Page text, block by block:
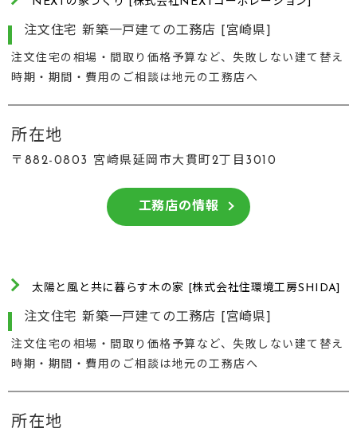
注文住宅 新築一戸建ての工務店 [宮崎県]
注文住宅の相場・間取り価格予算など、失敗しない建て替え
時期・期間・費用のご相談は地元の工務店へ
所在地
〒882-0803 宮崎県延岡市大貫町2丁目3010
工務店の情報
太陽と風と共に暮らす木の家 [株式会社住環境工房SHIDA]
注文住宅 新築一戸建ての工務店 [宮崎県]
注文住宅の相場・間取り価格予算など、失敗しない建て替え
時期・期間・費用のご相談は地元の工務店へ
所在地